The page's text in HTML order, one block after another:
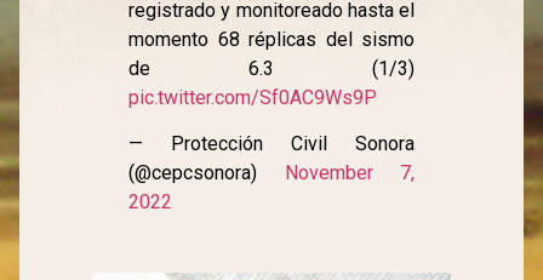
registrado y monitoreado hasta el
momento 68 réplicas del sismo
de 6.3 (1/3)
pic.twitter.com/Sf0AC9Ws9P
— Protección Civil Sonora
(@cepcsonora)
November 7,
2022